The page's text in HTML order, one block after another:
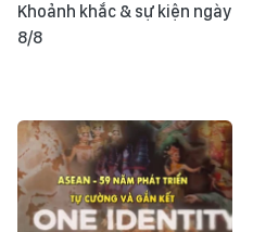
Khoảnh khắc & sự kiện ngày
8/8